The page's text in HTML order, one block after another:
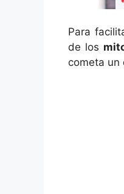
Para
de los
cometa un